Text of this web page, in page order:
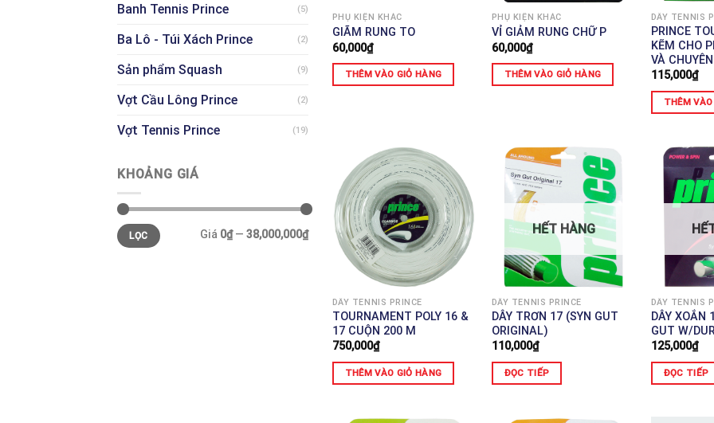
Banh Tennis Prince (5)
Ba Lô - Túi Xách Prince (2)
Sản phẩm Squash (9)
Vợt Cầu Lông Prince (2)
Vợt Tennis Prince (19)
KHOẢNG GIÁ
Giá
thấp
nhất
Giá
cao
nhất
LỌC Giá 0₫— 38,000,000₫
PHỤ KIỆN KHÁC
GIÃM RUNG TO
60,000₫
THÊM VÀO GIỎ HÀNG
PHỤ KIỆN KHÁC
VỈ GIẢM RUNG CHỮ P
60,000₫
THÊM VÀO GIỎ HÀNG
DÂY TENNIS
PRINCE
KẼM CHO
VÀ
115,000₫
THÊM
DÂY TENNIS PRINCE
TOURNAMENT POLY 16 &
17 CUỘN 200 M
750,000₫
THÊM VÀO GIỎ HÀNG
HẾT HÀNG
DÂY TENNIS PRINCE
DÂY TRƠN 17 (SYN GUT
ORIGINAL)
110,000₫
ĐỌC TIẾP
DÂY TENNIS
DÂY XOẮN
GUT W/
125,000₫
ĐỌC TIẾP